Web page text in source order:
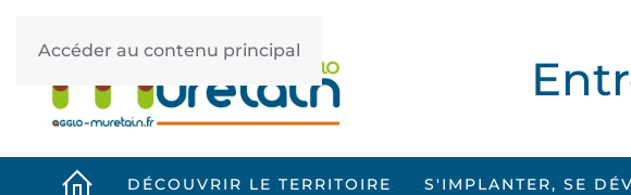
Accéder au contenu principal
DÉCOUVRIR LE TERRITOIRE S'IMPLANTER, SE